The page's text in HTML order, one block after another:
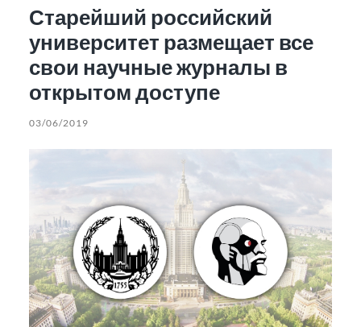
Старейший российский
университет размещает все
свои научные журналы в
открытом доступе
03/06/2019